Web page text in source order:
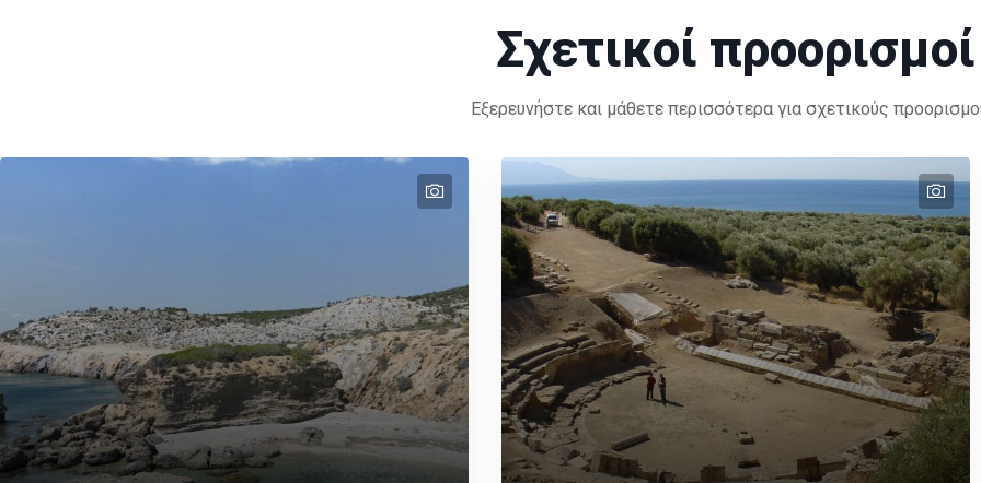
Σχετικοί προορισμοί
Εξερευνήστε και μάθετε περισσότερα για σχετικούς
text
text
text
text